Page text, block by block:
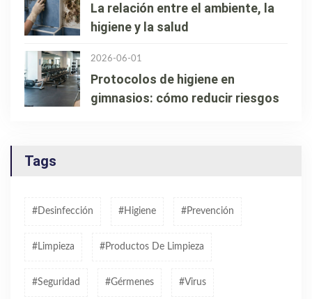
La relación entre el ambiente, la
higiene y la salud
2026-06-01
Protocolos de higiene en
gimnasios: cómo reducir riesgos
Tags
#Desinfección #higiene #prevención
#limpieza #productos De Limpieza
#seguridad #gérmenes #virus